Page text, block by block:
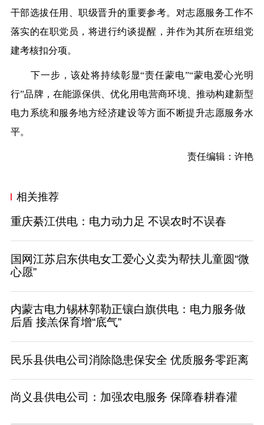
干部选拔任用、职级晋升的重要参考。对志愿服务工作不
落实的在职党员，将进行约谈提醒，并作为其所在班组党
建考核扣分项。
下一步，该处将持续彰显“责任蒙电”“蒙电爱心光明
行”品牌，在能源保供、优化用电营商环境、推动构建新型
电力系统和服务地方经济建设等方面不断提升志愿服务水
平。
责任编辑：许艳
相关推荐
重庆綦江供电：电力动力足 不误农时不误春
国网江苏启东供电女工爱心义卖为帮扶儿童圆“微
心愿”
内蒙古电力锡林郭勒正镶白旗供电：电力服务做
后盾 接羔保育增“底气”
民乐县供电公司消除隐患保安全 优质服务零距离
尚义县供电公司：加强农电服务 保障春耕春灌